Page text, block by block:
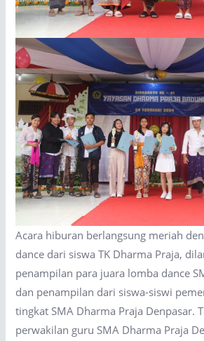
Acara hiburan berlangsung meriah
dance dari siswa TK Dharma Praja,
penampilan para juara lomba dance
dan penampilan dari siswa-siswi
tingkat SMA Dharma Praja Denpasar.
perwakilan guru SMA Dharma Praja